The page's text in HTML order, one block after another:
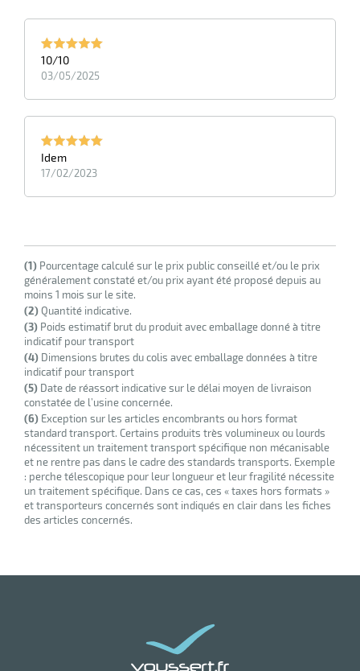
10/10
03/05/2025
Idem
17/02/2023
(1) Pourcentage calculé sur le prix public conseillé et/ou le prix
généralement constaté et/ou prix ayant été proposé depuis au
moins 1 mois sur le site.
(2)Quantité indicative.
(3) Poids estimatif brut du produit avec emballage donné à titre
indicatif pour transport
(4) Dimensions brutes du colis avec emballage données à titre
indicatif pour transport
(5) Date de réassort indicative sur le délai moyen de livraison
constatée de l’usine concernée.
(6) Exception sur les articles encombrants ou hors format
standard transport. Certains produits très volumineux ou lourds
nécessitent un traitement transport spécifique non mécanisable
et ne rentre pas dans le cadre des standards transports. Exemple
: perche télescopique pour leur longueur et leur fragilité nécessite
un traitement spécifique. Dans ce cas, ces « taxes hors formats »
et transporteurs concernés sont indiqués en clair dans les fiches
des articles concernés.